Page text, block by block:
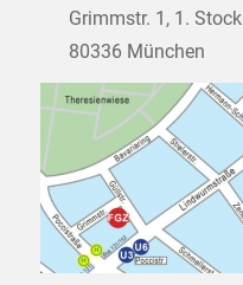
Grimmstr. 1, 1. Stock
80336 München